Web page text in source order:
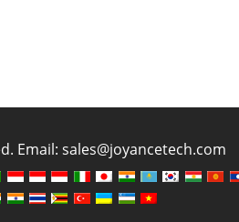
Email: sales@joyancetech.com